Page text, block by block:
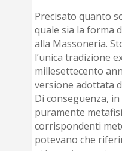
Precisato quanto
quale sia la forma
alla Massoneria.
l’unica tradizione
millesettecento
versione adottata
Di conseguenza,
puramente
corrispondenti
potevano che